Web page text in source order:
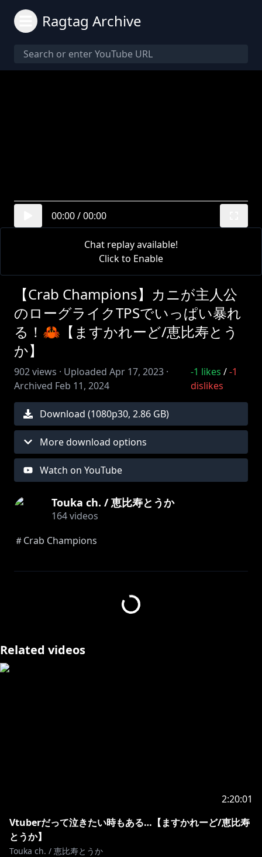
Ragtag Archive
00:00/00:00
Chat replay available!
Click to Enable
【Crab Champions】カニが主人公
のローグライクTPSでいっぱい暴れ
る！🦀【ますかれーど/恵比寿とう
か】
902views · Uploaded Apr 17, 2023 ·
Archived Feb 11, 2024
-1 likes /-1
dislikes
Download (1080p30, 2.86 GB)
More download options
Watch on YouTube
Touka ch. / 恵比寿とうか
164videos
＃Crab Champions
きました！カニゲー！南国の美しいグラフィックとする
チャンネル登録、いいねボタン、通知登録、コメントあ
subscribe, set notifications 🔔 to "on" and follow my
＃ますかれーど ＃恵比寿とうか ＃Vtuber ＃新人
【ファンネーム】＃恵比寿鯛
【配信タグ】＃とうか参り
Related videos
2:20:01
Vtuberだって泣きたい時もある…【ますかれーど/恵比寿
とうか】
Touka ch. / 恵比寿とうか